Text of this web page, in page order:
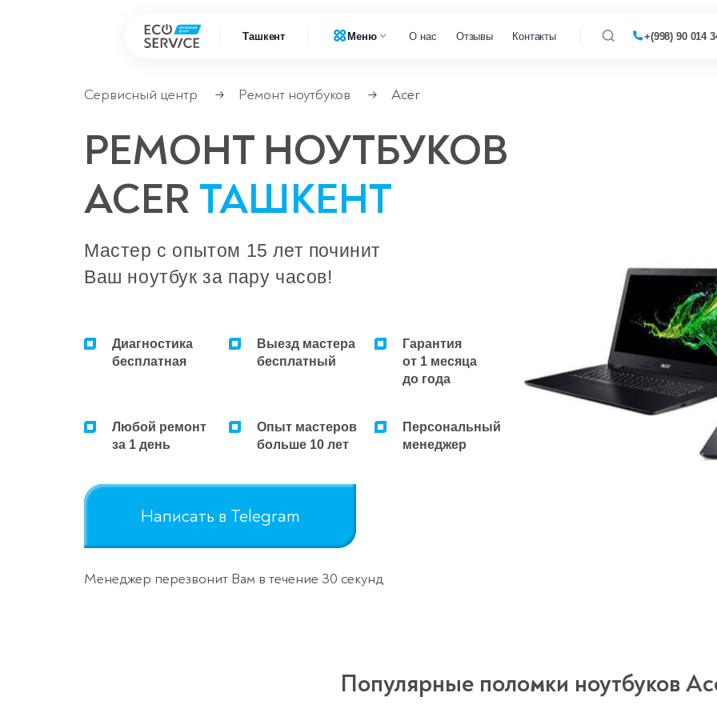
Ташкент Меню О нас Отзывы Контакты +(998) 90 014
Ремонт климатической техники
Ремонт компьютерной техники
Ремонт офисной техники
Сервисные центры
Ремонт микроволновок
Ремонт парогенераторов
Сервисный центр → Ремонт ноутбуков → Acer
РЕМОНТ НОУТБУКОВ
ACER ТАШКЕНТ
Мастер с опытом 15 лет починит
Ваш ноутбук за пару часов!
Диагностика
бесплатная
Выезд мастера
бесплатный
Гарантия
от 1 месяца
до года
Любой ремонт
за 1 день
Опыт мастеров
больше 10 лет
Персональный
менеджер
Написать в Telegram
Менеджер перезвонит Вам в течение 30 секунд
Популярные поломки ноутбуков